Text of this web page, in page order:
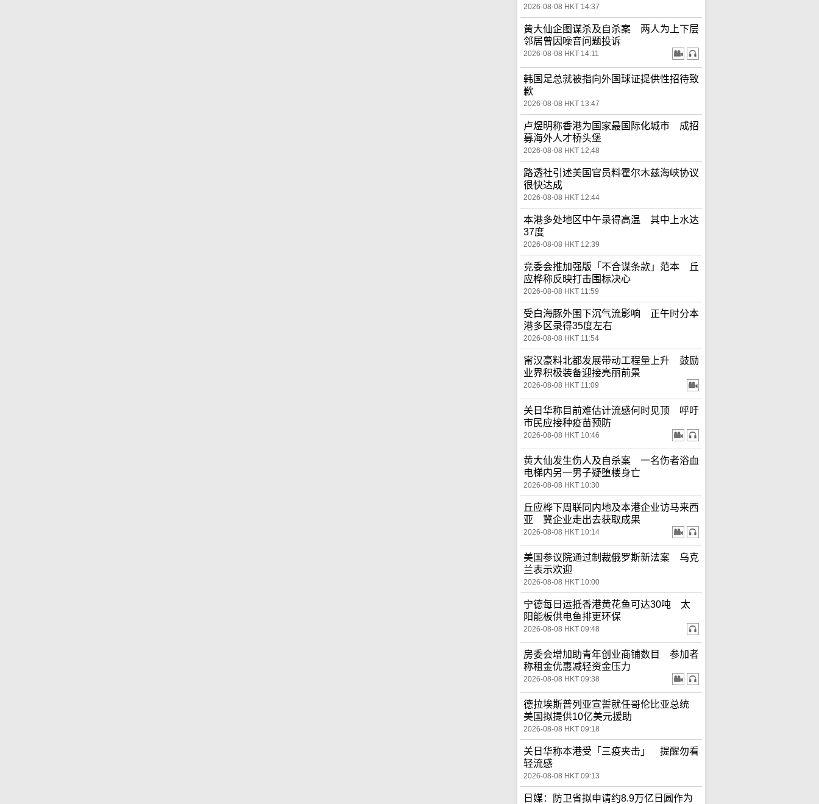
2026-08-08 HKT 14:37
黄大仙企图谋杀及自杀案 两人为上下层
邻居曾因噪音问题投诉
2026-08-08 HKT 14:11
韩国足总就被指向外国球证提供性招待致
歉
2026-08-08 HKT 13:47
卢煜明称香港为国家最国际化城市 成招
募海外人才桥头堡
2026-08-08 HKT 12:48
路透社引述美国官员料霍尔木兹海峡协议
很快达成
2026-08-08 HKT 12:44
本港多处地区中午录得高温 其中上水达
37度
2026-08-08 HKT 12:39
竞委会推加强版「不合谋条款」范本 丘
应桦称反映打击围标决心
2026-08-08 HKT 11:59
受白海豚外围下沉气流影响 正午时分本
港多区录得35度左右
2026-08-08 HKT 11:54
甯汉豪料北都发展带动工程量上升 鼓励
业界积极装备迎接亮丽前景
2026-08-08 HKT 11:09
关日华称目前难估计流感何时见顶 呼吁
市民应接种疫苗预防
2026-08-08 HKT 10:46
黄大仙发生伤人及自杀案 一名伤者浴血
电梯内另一男子疑堕楼身亡
2026-08-08 HKT 10:30
丘应桦下周联同内地及本港企业访马来西
亚 冀企业走出去获取成果
2026-08-08 HKT 10:14
美国参议院通过制裁俄罗斯新法案 乌克
兰表示欢迎
2026-08-08 HKT 10:00
宁德每日运抵香港黄花鱼可达30吨 太
阳能板供电鱼排更环保
2026-08-08 HKT 09:48
房委会增加助青年创业商铺数目 参加者
称租金优惠减轻资金压力
2026-08-08 HKT 09:38
德拉埃斯普列亚宣誓就任哥伦比亚总统
美国拟提供10亿美元援助
2026-08-08 HKT 09:18
关日华称本港受「三疫夹击」 提醒勿看
轻流感
2026-08-08 HKT 09:13
日媒：防卫省拟申请约8.9万亿日圆作为